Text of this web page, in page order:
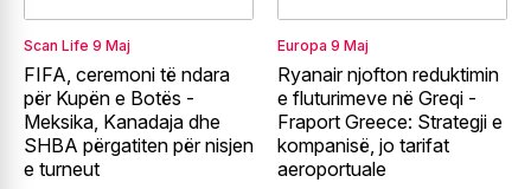
Scan Life 9 Maj
FIFA, ceremoni të ndara
për Kupën e Botës -
Meksika, Kanadaja dhe
SHBA përgatiten për nisjen
e turneut
Europa 9 Maj
Ryanair njofton reduktimin
e fluturimeve në Greqi -
Fraport Greece: Strategji e
kompanisë, jo tarifat
aeroportuale